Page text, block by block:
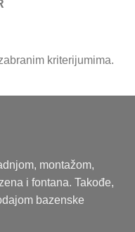
kriterijumima.
montažom,
i fontana. Takođe,
bazenske